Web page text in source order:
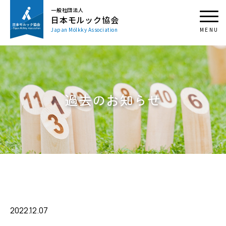
一般社団法人
日本モルック協会
Japan Mölkky Association
過去のお知らせ
2022.12.07